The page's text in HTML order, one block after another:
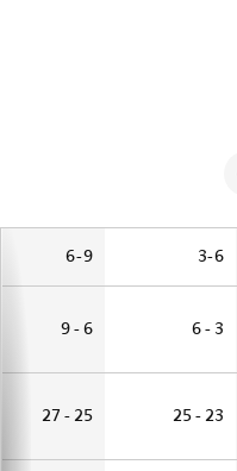
3-6
6-9
3 - 6
6 - 9
23 - 25
25 - 27